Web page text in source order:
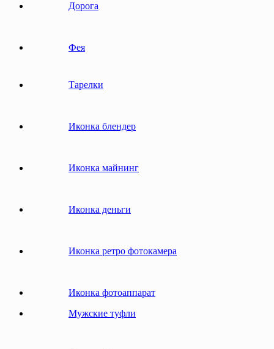
Дорога
Фея
Тарелки
Иконка блендер
Иконка майнинг
Иконка деньги
Иконка ретро фотокамера
Иконка фотоаппарат
Мужские туфли